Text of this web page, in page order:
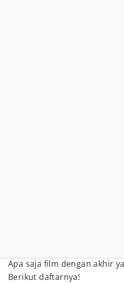
Apa saja film dengan akhir
Berikut daftarnya!